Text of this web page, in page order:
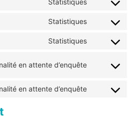
Statistiques
Statistiques
Statistiques
en attente d’enquête
en attente d’enquête